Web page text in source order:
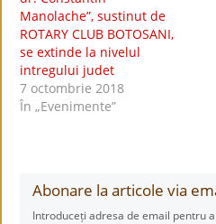
Manolache”, sustinut de
ROTARY CLUB BOTOSANI,
se extinde la nivelul
intregului judet
7 octombrie 2018
În „Evenimente”
Abonare la articole via
Introduceți adresa de email pentru